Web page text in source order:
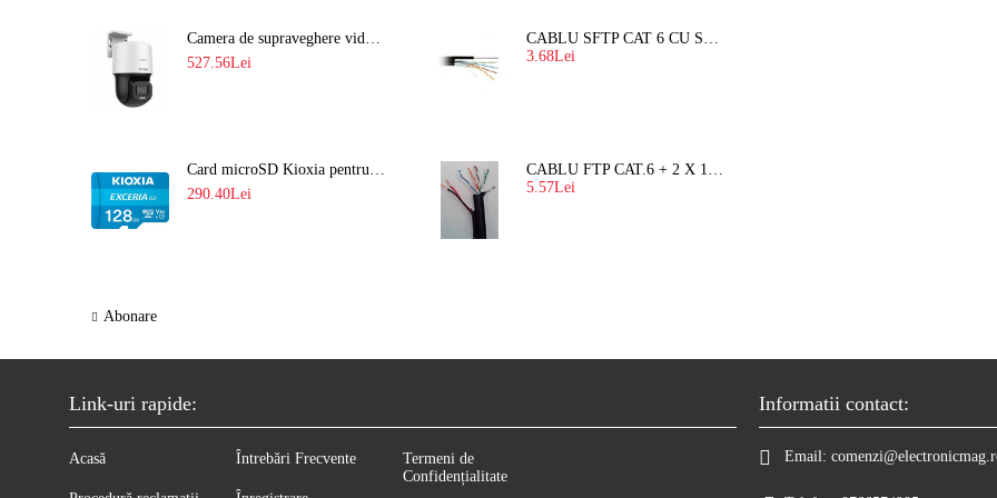
Camera de supraveghere video IP PT 4MP cu lumina alba 30M si lentila fixa Hikvision DS-2DE2C400SCG-E F1
527.56Lei
Card microSD Kioxia pentru CCTV cu capacitate memorie 128GB Ultra HD 4K LMEX2L128GG2
290.40Lei
Abonare
CABLU SFTP CAT 6 CU SUFA, DE EXTERIOR 8 FIRE X 0,56 MM
3.68Lei
CABLU FTP CAT.6 + 2 X 1.5 MM2 ( LITAT ) CU SUFA
5.57Lei
Link-uri rapide:
Acasă Întrebări Frecvente
Termeni de
Confidențialitate
Informatii contact:
Email: